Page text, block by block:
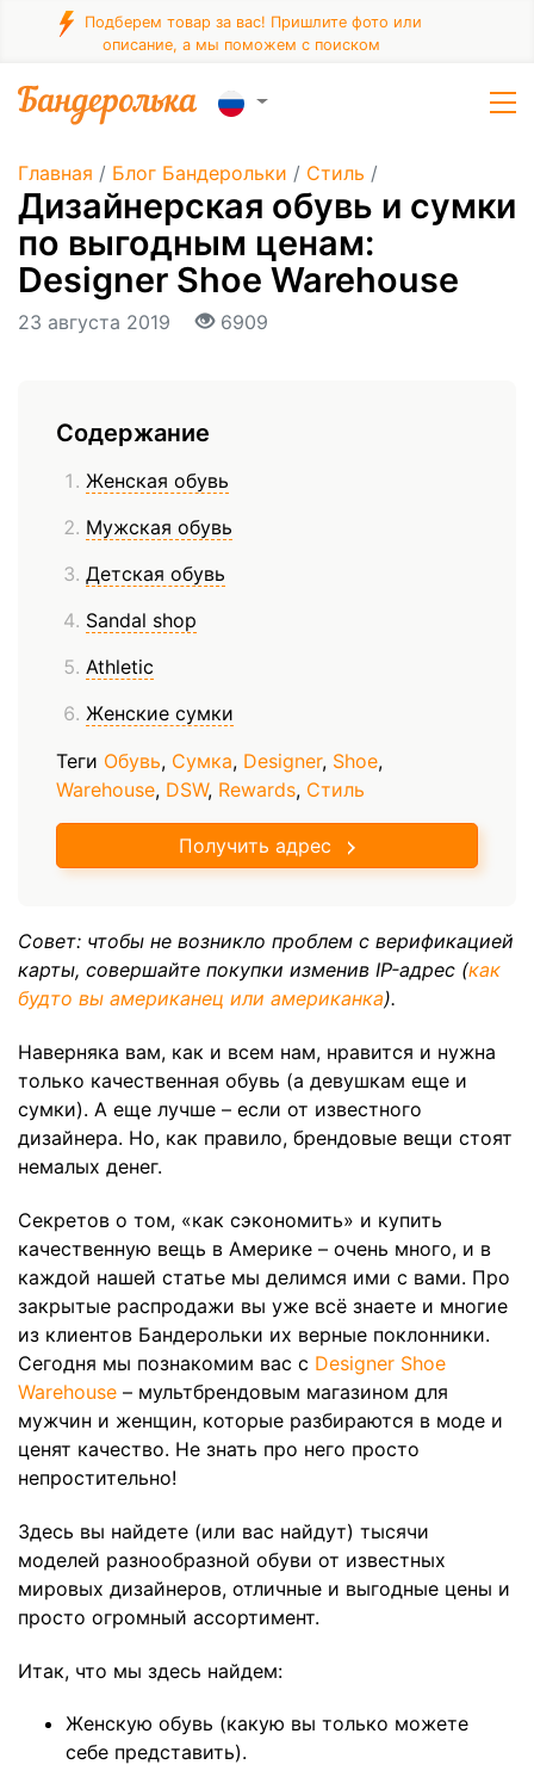
Подберем товар за вас! Пришлите фото или
описание, а мы поможем с поиском
Главная / Блог Бандерольки / Стиль /
Дизайнерская обувь и сумки
по выгодным ценам:
Designer Shoe Warehouse
23 августа 2019 6909
Содержание
Женская обувь
Мужская обувь
Детская обувь
Sandal shop
Athletic
Женские сумки
Теги Обувь, Сумка, Designer, Shoe,
Warehouse, DSW, Rewards, Стиль
Получить адрес
Совет: чтобы не возникло проблем с верификацией
карты, совершайте покупки изменив IP-адрес (как
будто вы американец или американка).
Наверняка вам, как и всем нам, нравится и нужна
только качественная обувь (а девушкам еще и
сумки). А еще лучше – если от известного
дизайнера. Но, как правило, брендовые вещи стоят
немалых денег.
Секретов о том, «как сэкономить» и купить
качественную вещь в Америке – очень много, и в
каждой нашей статье мы делимся ими с вами. Про
закрытые распродажи вы уже всё знаете и многие
из клиентов Бандерольки их верные поклонники.
Сегодня мы познакомим вас с Designer Shoe
Warehouse – мультбрендовым магазином для
мужчин и женщин, которые разбираются в моде и
ценят качество. Не знать про него просто
непростительно!
Здесь вы найдете (или вас найдут) тысячи
моделей разнообразной обуви от известных
мировых дизайнеров, отличные и выгодные цены и
просто огромный ассортимент.
Итак, что мы здесь найдем:
Женскую обувь (какую вы только можете
себе представить).